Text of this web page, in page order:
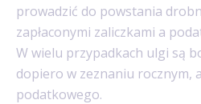
prowadzić do powstania
zapłaconymi zaliczkami a
W wielu przypadkach ulgi są
dopiero w zeznaniu rocznym,
podatkowego.